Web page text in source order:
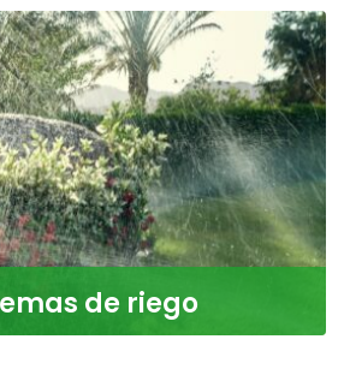
cada situación y
LEER MÁS
de riego